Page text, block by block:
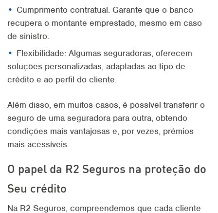
Cumprimento contratual: Garante que o banco
recupera o montante emprestado, mesmo em caso
de sinistro.
Flexibilidade: Algumas seguradoras, oferecem
soluções personalizadas, adaptadas ao tipo de
crédito e ao perfil do cliente.
Além disso, em muitos casos, é possível transferir o
seguro de uma seguradora para outra, obtendo
condições mais vantajosas e, por vezes, prémios
mais acessíveis.
O papel da R2 Seguros na proteção do
Seu crédito
Na R2 Seguros, compreendemos que cada cliente